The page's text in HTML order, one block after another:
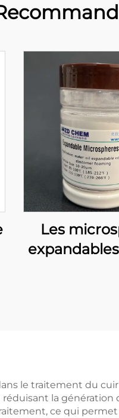
Les
le traitement du
la
ce qui